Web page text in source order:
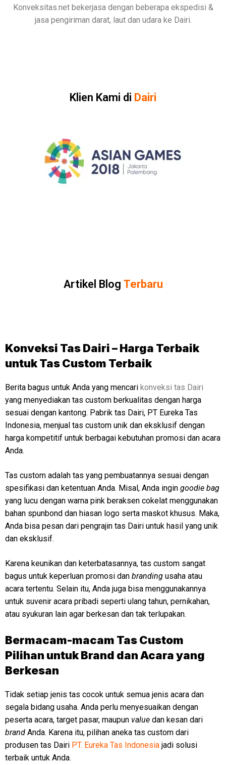
Konveksitas.net bekerjasa dengan beberapa ekspedisi &
jasa pengiriman darat, laut dan udara ke Dairi.
Klien Kami di Dairi
Artikel Blog Terbaru
Konveksi Tas Dairi – Harga Terbaik
untuk Tas Custom Terbaik
Berita bagus untuk Anda yang mencari konveksi tas Dairi
yang menyediakan tas custom berkualitas dengan harga
sesuai dengan kantong. Pabrik tas Dairi, PT Eureka Tas
Indonesia, menjual tas custom unik dan eksklusif dengan
harga kompetitif untuk berbagai kebutuhan promosi dan acara
Anda.
Tas custom adalah tas yang pembuatannya sesuai dengan
spesifikasi dan ketentuan Anda. Misal, Anda ingin goodie bag
yang lucu dengan warna pink beraksen cokelat menggunakan
bahan spunbond dan hiasan logo serta maskot khusus. Maka,
Anda bisa pesan dari pengrajin tas Dairi untuk hasil yang unik
dan eksklusif.
Karena keunikan dan keterbatasannya, tas custom sangat
bagus untuk keperluan promosi dan branding usaha atau
acara tertentu. Selain itu, Anda juga bisa menggunakannya
untuk suvenir acara pribadi seperti ulang tahun, pernikahan,
atau syukuran lain agar berkesan dan tak terlupakan.
Bermacam-macam Tas Custom
Pilihan untuk Brand dan Acara yang
Berkesan
Tidak setiap jenis tas cocok untuk semua jenis acara dan
segala bidang usaha. Anda perlu menyesuaikan dengan
peserta acara, target pasar, maupun value dan kesan dari
brand Anda. Karena itu, pilihan aneka tas custom dari
produsen tas Dairi PT. Eureka Tas Indonesia jadi solusi
terbaik untuk Anda.